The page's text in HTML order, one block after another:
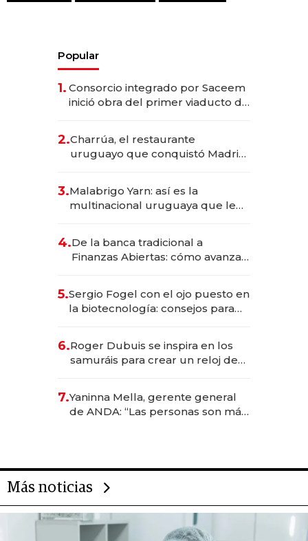
Popular
1. Consorcio integrado por Saceem
inició obra del primer viaducto de
millones
2.Charrúa, el restaurante
uruguayo que conquistó Madrid:
anticipación y prepara apertura
3.Malabrigo Yarn: así es la
multinacional uruguaya que le
4.De la banca tradicional a
Finanzas Abiertas: cómo avanza
5.Sergio Fogel con el ojo puesto en
la biotecnología: consejos para
6.Roger Dubuis se inspira en los
samuráis para crear un reloj de
7.Yaninna Mella, gerente general
de ANDA: “Las personas son más
Más noticias